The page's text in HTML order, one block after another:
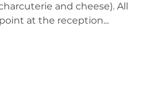
and cheese). All
at the reception...